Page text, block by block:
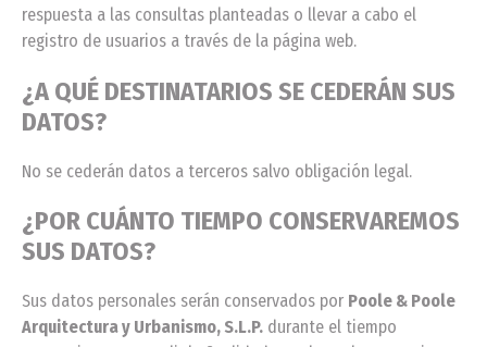
respuesta a las consultas planteadas o llevar a cabo el
registro de usuarios a través de la página web.
¿A QUÉ DESTINATARIOS SE CEDERÁN SUS
DATOS?
No se cederán datos a terceros salvo obligación legal.
¿POR CUÁNTO TIEMPO CONSERVAREMOS
SUS DATOS?
Sus datos personales serán conservados por Poole & Poole
Arquitectura y Urbanismo, S.L.P. durante el tiempo